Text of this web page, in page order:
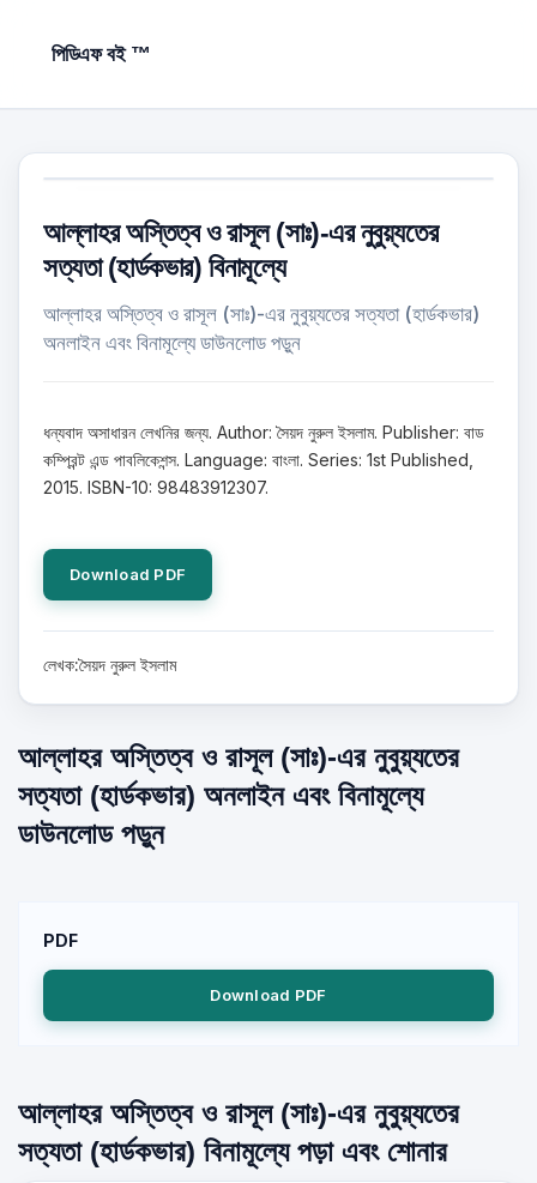
পিডিএফ বই ™
আল্লাহর অস্তিত্ব ও রাসূল (সাঃ)-এর নুবুয়্যতের
সত্যতা (হার্ডকভার) বিনামূল্যে
আল্লাহর অস্তিত্ব ও রাসূল (সাঃ)-এর নুবুয়্যতের সত্যতা (হার্ডকভার)
অনলাইন এবং বিনামূল্যে ডাউনলোড পড়ুন
ধন্যবাদ অসাধারন লেখনির জন্য. Author: সৈয়দ নুরুল ইসলাম. Publisher: বাড
কম্প্রিন্ট এন্ড পাবলিকেশন্স. Language: বাংলা. Series: 1st Published,
2015. ISBN-10: 98483912307.
Download PDF
লেখক:সৈয়দ নুরুল ইসলাম
আল্লাহর অস্তিত্ব ও রাসূল (সাঃ)-এর নুবুয়্যতের
সত্যতা (হার্ডকভার) অনলাইন এবং বিনামূল্যে
ডাউনলোড পড়ুন
PDF
Download PDF
আল্লাহর অস্তিত্ব ও রাসূল (সাঃ)-এর নুবুয়্যতের
সত্যতা (হার্ডকভার) বিনামূল্যে পড়া এবং শোনার